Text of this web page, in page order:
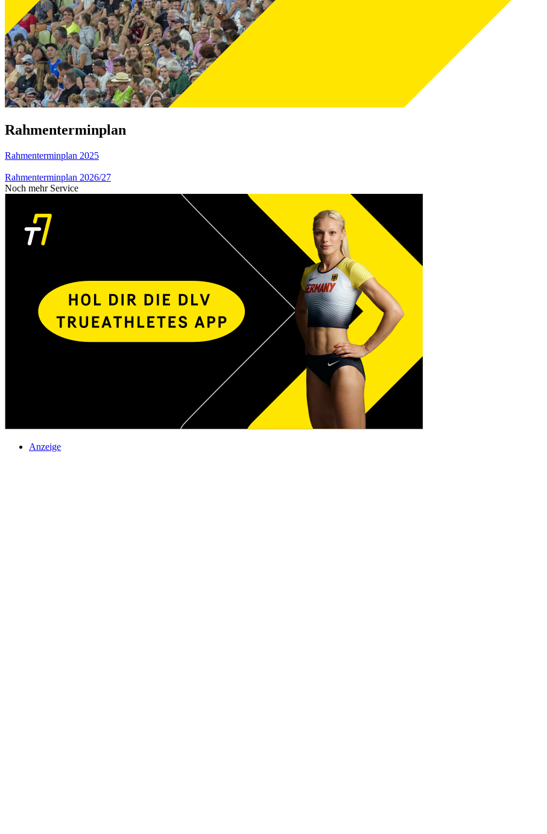
Rahmenterminplan
Rahmenterminplan 2025
Rahmenterminplan 2026/27
Noch mehr Service
Anzeige